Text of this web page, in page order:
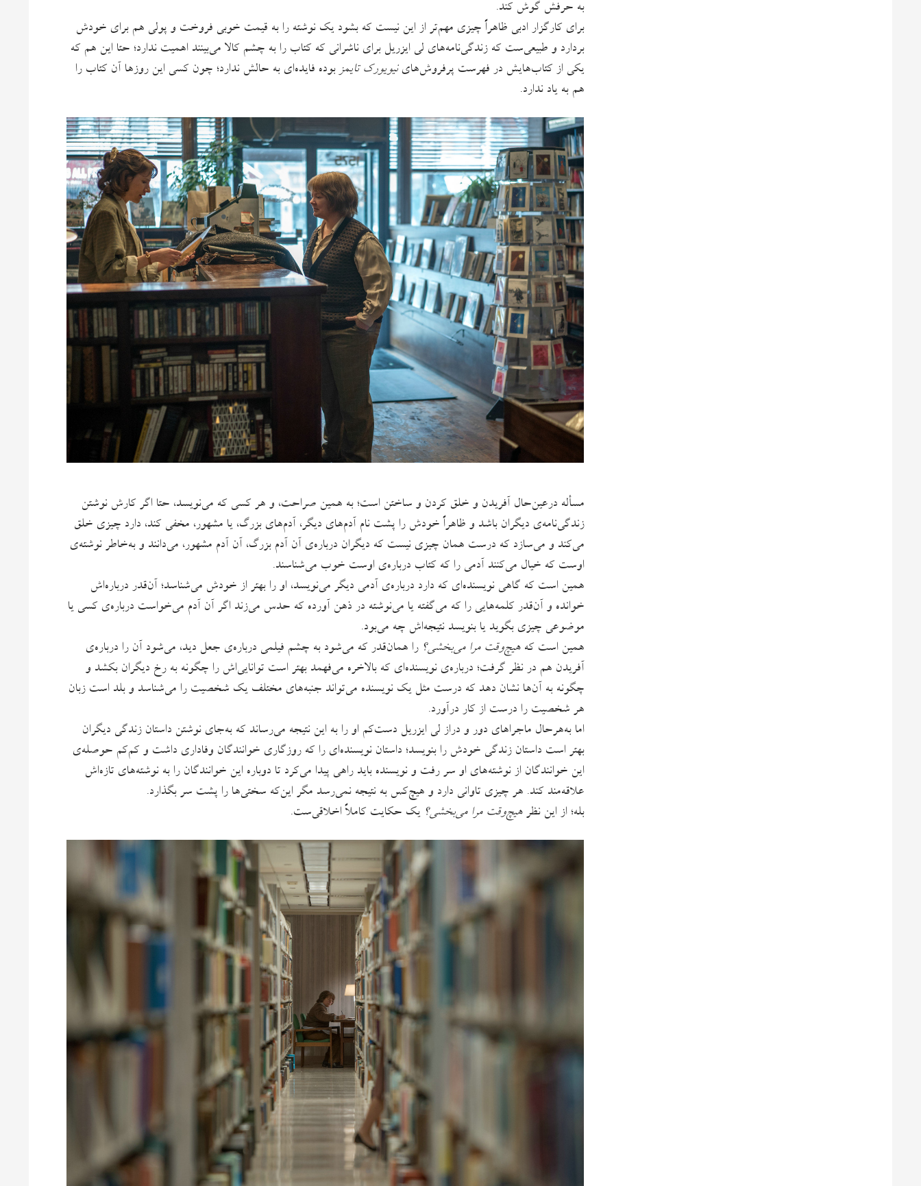
به حرفش گوش کند.
برای کارگزار ادبی ظاهراً چیزی مهم‌تر از این نیست که بشود یک نوشته را به قیمت خوبی فروخت و پولی هم برای خودش
بردارد و طبیعی‌ست که زندگی‌نامه‌های لی ایزریل برای ناشرانی که کتاب را به چشم کالا می‌بینند اهمیت ندارد؛ حتا این هم که
یکی از کتاب‌هایش در فهرست پرفروش‌هاینیویورک تایمز بوده فایده‌ای به حالش ندارد؛ چون کسی این روزها آن کتاب را
هم به یاد ندارد.
مسأله درعین‌حال آفریدن و خلق کردن و ساختن است؛ به همین صراحت، و هر کسی که می‌نویسد، حتا اگر کارش نوشتن
زندگی‌نامه‌ی دیگران باشد و ظاهراً خودش را پشت نام آدم‌های دیگر، آدم‌های بزرگ، یا مشهور، مخفی کند، دارد چیزی خلق
می‌‌کند و می‌سازد که درست همان چیزی نیست که دیگران درباره‌ی آن آدم بزرگ، آن آدم مشهور، می‌دانند و به‌خاطر نوشته‌ی
اوست که خیال می‌کنند آدمی را که کتاب درباره‌ی اوست خوب می‌شناسند.
همین است که گاهی نویسنده‌ای که دارد درباره‌ی آدمی دیگر می‌نویسد، او را بهتر از خودش می‌شناسد؛ آن‌قدر درباره‌اش
خوانده و آن‌قدر کلمه‌هایی را که می‌گفته یا می‌نوشته در ذهن آورده که حدس می‌زند اگر آن آدم می‌خواست درباره‌ی کسی یا
موضوعی چیزی بگوید یا بنویسد نتیجه‌اش چه می‌بود.
همین است کههیچ‌وقت مرا می‌بخشی؟ را همان‌قدر که می‌شود به چشم فیلمی درباره‌ی جعل دید، می‌شود آن را درباره‌ی
آفریدن هم در نظر گرفت؛ درباره‌ی نویسنده‌ای که بالاخره می‌فهمد بهتر است توانایی‌اش را چگونه به رخ دیگران بکشد و
چگونه به آن‌ها نشان دهد که درست مثل یک نویسنده می‌تواند جنبه‌های مختلف یک شخصیت را می‌شناسد و بلد است زبان
هر شخصیت را درست از کار درآورد.
اما به‌هرحال ماجراهای دور و دراز لی ایزریل دست‌کم او را به این نتیجه می‌رساند که به‌جای نوشتن داستان زندگی دیگران
بهتر است داستان زندگی خودش را بنویسد؛ داستان نویسنده‌ای را که روزگاری خوانندگان وفاداری داشت و کم‌‌کم حوصله‌ی
این خوانندگان از نوشته‌های او سر رفت و نویسنده‌ باید راهی پیدا می‌کرد تا دوباره این خوانندگان را به نوشته‌های تازه‌اش
علاقه‌مند کند. هر چیزی تاوانی دارد و هیچ‌کس به نتیجه نمی‌رسد مگر این‌که سختی‌ها را پشت سر بگذارد.
بله؛ از این نظرهیچ‌وقت مرا می‌بخشی؟ یک حکایت کاملاً اخلاقی‌ست.